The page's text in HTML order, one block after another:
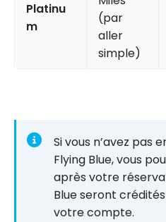
Platinu
m
(par
aller
simple)
Si vous n’avez pas
Flying Blue, vous
après votre
Blue seront
votre compte.